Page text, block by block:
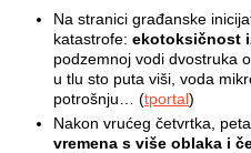
Na stranici građanske
katastrofe: ekotoksičnost
podzemnoj vodi dvostruka
u tlu sto puta viši, voda
potrošnju… (tportal)
Nakon vrućeg četvrtka,
vremena s više oblaka i